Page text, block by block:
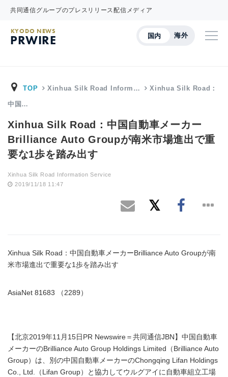
共同通信グループのプレスリリース配信メディア
国内 海外
KYODO NEWS
PRWIRE
TOP Xinhua Silk Road Inform… Xinhua Silk Road：
中国…
Xinhua Silk Road：中国自動車メーカー
Brilliance Auto Groupが南米市場進出で重
要な1歩を踏み出す
Xinhua Silk Road Information Service
2019/11/18 11:47
Xinhua Silk Road：中国自動車メーカーBrilliance Auto Groupが南
米市場進出で重要な1歩を踏み出す
AsiaNet 81683 （2289）
【北京2019年11月15日PR Newswire＝共同通信JBN】中国自動車
メーカーのBrilliance Auto Group Holdings Limited（Brilliance Auto
Group）は、別の中国自動車メーカーのChongqing Lifan Holdings
Co., Ltd.（Lifan Group）と協力してウルグアイに自動車組立工場